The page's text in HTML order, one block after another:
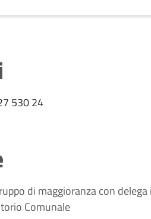
530 24
di maggioranza con
Comunale